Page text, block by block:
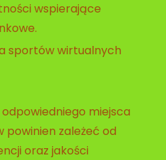
wspierające
sportów wirtualnych
miejsca
powinien zależeć od
oraz jakości